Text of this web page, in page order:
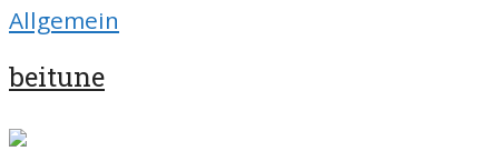
Allgemein
beitune